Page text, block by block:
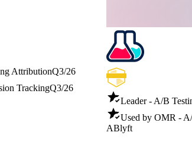
AttributionQ3/26
TrackingQ3/26
Leader - A/B
Used by OMR -
ABlyft